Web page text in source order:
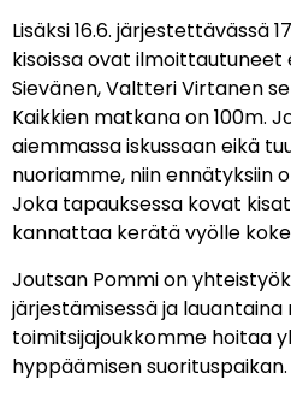
Lisäksi 16.6. järjestettävässä
kisoissa ovat ilmoittautuneet
Sievänen, Valtteri Virtanen
Kaikkien matkana on 100m.
aiemmassa iskussaan eikä
nuoriamme, niin ennätyksiin
Joka tapauksessa kovat
kannattaa kerätä vyölle
Joutsan Pommi on
järjestämisessä ja lauantaina
toimitsijajoukkomme hoitaa
hyppäämisen suorituspaikan.